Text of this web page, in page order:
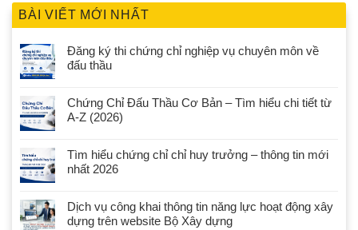
BÀI VIẾT MỚI NHẤT
Đăng ký thi chứng chỉ nghiệp vụ chuyên môn về
đấu thầu
Chứng Chỉ Đấu Thầu Cơ Bản – Tìm hiểu chi tiết từ
A-Z (2026)
Tìm hiểu chứng chỉ chỉ huy trưởng – thông tin mới
nhất 2026
Dịch vụ công khai thông tin năng lực hoạt động xây
dựng trên website Bộ Xây dựng